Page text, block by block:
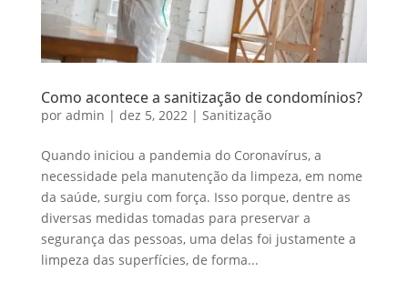
Como acontece a sanitização de condomínios?
por admin | dez 5, 2022 | Sanitização
Quando iniciou a pandemia do Coronavírus, a
necessidade pela manutenção da limpeza, em nome
da saúde, surgiu com força. Isso porque, dentre as
diversas medidas tomadas para preservar a
segurança das pessoas, uma delas foi justamente a
limpeza das superfícies, de forma...